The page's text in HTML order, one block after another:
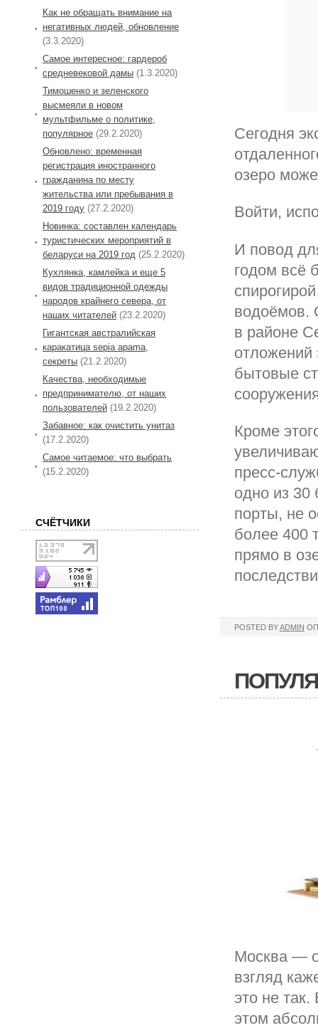
Сегодня
озеро
Войти,
И повод
годом всё
водоёмов.
в районе
отложений
бытовые
Кроме
пресс-
одно из 30
порты, не
более 400
прямо в
POSTED BYADMIN
Москва —
взгляд
это не
этом
Как не обращать внимание на
негативных людей, обновление
(3.3.2020)
Самое интересное: гардероб
средневековой дамы (1.3.2020)
Тимошенко и зеленского
высмеяли в новом
мультфильме о политике,
популярное (29.2.2020)
Обновлено: временная
регистрация иностранного
гражданина по месту
жительства или пребывания в
2019 году (27.2.2020)
Новинка: составлен календарь
туристических мероприятий в
беларуси на 2019 год (25.2.2020)
Кухлянка, камлейка и еще 5
видов традиционной одежды
народов крайнего севера, от
наших читателей (23.2.2020)
Гигантская австралийская
каракатица sepia apama,
секреты (21.2.2020)
Качества, необходимые
предпринимателю, от наших
пользователей (19.2.2020)
Забавное: как очистить унитаз
(17.2.2020)
Самое читаемое: что выбрать
(15.2.2020)
СЧЁТЧИКИ